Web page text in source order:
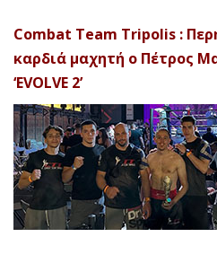
Combat Team Tripolis :
καρδιά μαχητή ο Πέτρος
‘EVOLVE 2’